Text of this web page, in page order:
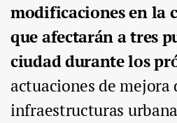
modificaciones en la
que afectarán a tres
ciudad durante los
actuaciones de mejora
infraestructuras